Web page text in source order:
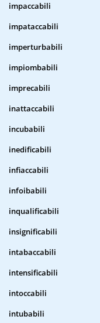
impaccabili
impataccabili
imperturbabili
impiombabili
imprecabili
inattaccabili
incubabili
inedificabili
infiaccabili
infoibabili
inqualificabili
insignificabili
intabaccabili
intensificabili
intoccabili
intubabili